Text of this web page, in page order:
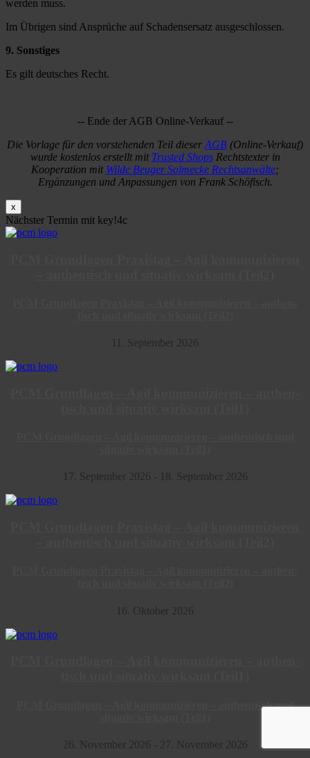
werden muss.
Im Übrigen sind Ansprüche auf Schadensersatz ausgeschlossen.
9. Sonstiges
Es gilt deutsches Recht.
-- Ende der AGB Online-Verkauf --
Die Vorlage für den vorstehenden Teil dieser AGB (Online-Verkauf)
wurde kostenlos erstellt mit Trusted ShopsRechtstexter in
Kooperation mit Wilde Beuger Solmecke Rechtsanwälte;
Ergänzungen und Anpassungen von Frank Schöfisch.
x
Nächster Termin mit key!4c
11. September 2026
17. September 2026 - 18. September 2026
16. Oktober 2026
PCM Grund­lagen – Agil kommu­ni­zieren – authen­tisch und
26. November 2026 - 27. November 2026